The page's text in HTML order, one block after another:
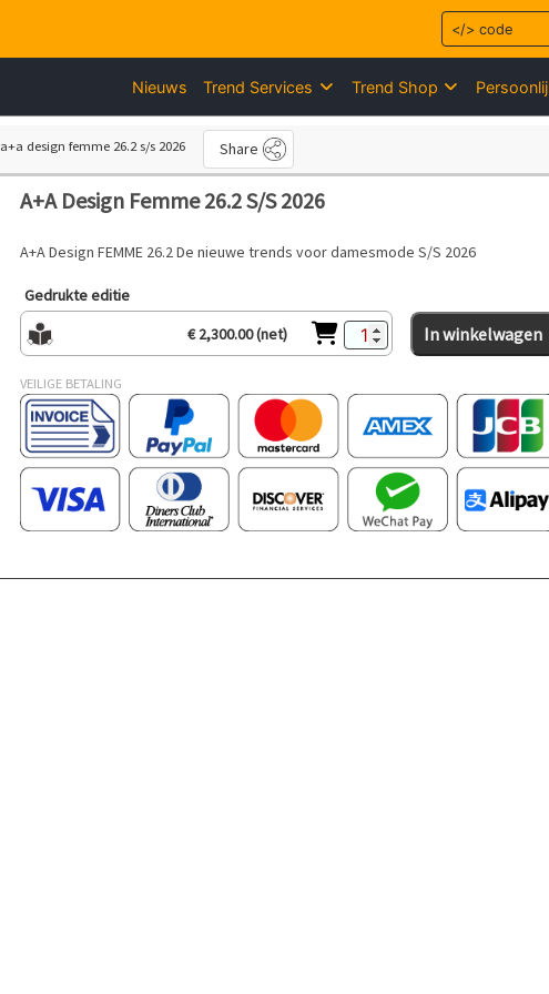
Nieuws Trend Services Trend Shop
a+a design femme 26.2 s/s 2026 Share
A+A Design Femme 26.2 S/S 2026
A+A Design FEMME 26.2 De nieuwe trends voor damesmode S/S 2026
Gedrukte editie
€ 2,300.00 (net)
In winkelwagen
VEILIGE BETALING